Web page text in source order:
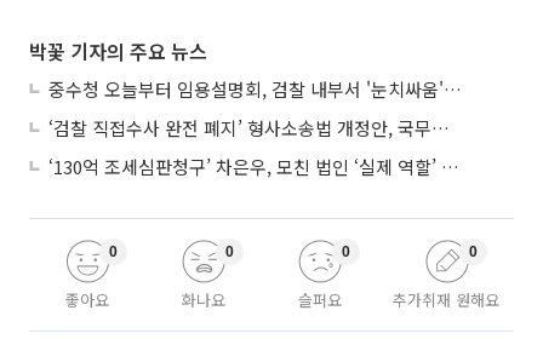
박꽃 기자의 주요 뉴스
중수청 오늘부터 임용설명회, 검찰 내부서 '눈치싸움' 기류변화도
‘검찰 직접수사 완전 폐지’ 형사소송법 개정안, 국무회의 통과
‘130억 조세심판청구’ 차은우, 모친 법인 ‘실제 역할’ 다툴 듯
좋아요
0
화나요
0
슬퍼요
0
추가취재 원해요
0